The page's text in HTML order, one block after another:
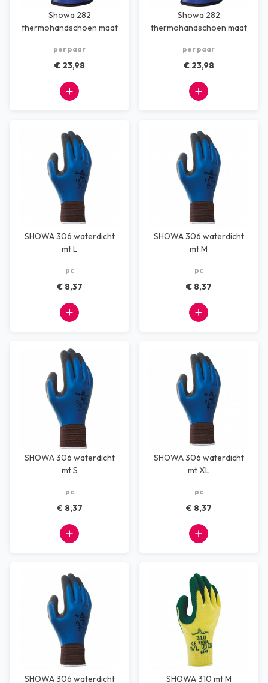
Showa 282
thermohandschoen maat
per paar
€ 23,98
Showa 282
thermohandschoen maat
per paar
€ 23,98
SHOWA 306 waterdicht
mt L
pc
€ 8,37
SHOWA 306 waterdicht
mt M
pc
€ 8,37
SHOWA 306 waterdicht
mt S
pc
€ 8,37
SHOWA 306 waterdicht
mt XL
pc
€ 8,37
SHOWA 306 waterdicht
SHOWA 310 mt M